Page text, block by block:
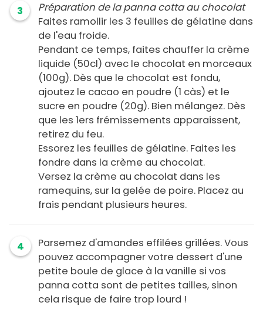
3
Préparation de la panna cotta au chocolat
Faites ramollir les 3 feuilles de gélatine dans
de l'eau froide.
Pendant ce temps, faites chauffer la crème
liquide (50cl) avec le chocolat en morceaux
(100g). Dès que le chocolat est fondu,
ajoutez le cacao en poudre (1 càs) et le
sucre en poudre (20g). Bien mélangez. Dès
que les 1ers frémissements apparaissent,
retirez du feu.
Essorez les feuilles de gélatine. Faites les
fondre dans la crème au chocolat.
Versez la crème au chocolat dans les
ramequins, sur la gelée de poire. Placez au
frais pendant plusieurs heures.
4
Parsemez d'amandes effilées grillées. Vous
pouvez accompagner votre dessert d'une
petite boule de glace à la vanille si vos
panna cotta sont de petites tailles, sinon
cela risque de faire trop lourd !